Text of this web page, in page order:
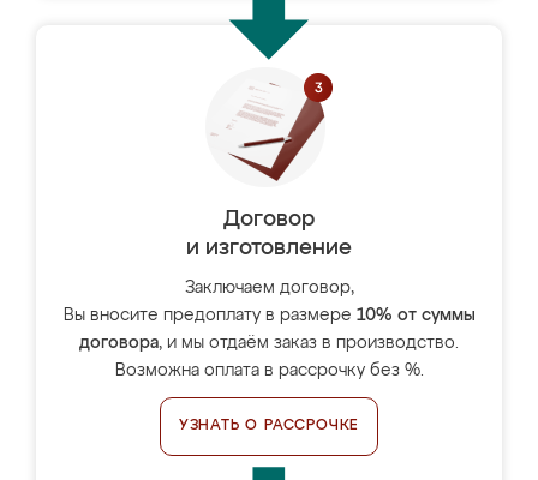
Договор
и изготовление
Заключаем договор,
Вы вносите предоплату в размере 10% от суммы
договора, и мы отдаём заказ в производство.
Возможна оплата в рассрочку без %.
УЗНАТЬ О РАССРОЧКЕ